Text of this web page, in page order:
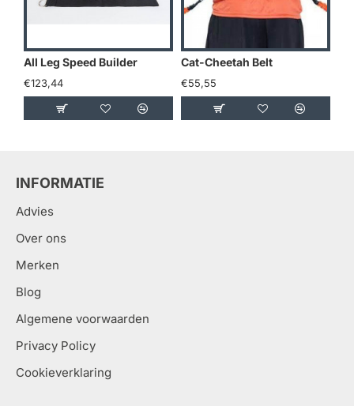
All Leg Speed Builder
€123,44
Cat-Cheetah Belt
€55,55
INFORMATIE
Advies
Over ons
Merken
Blog
Algemene voorwaarden
Privacy Policy
Cookieverklaring